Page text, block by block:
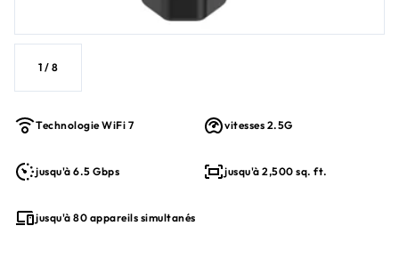
1 / 8
Technologie WiFi 7 vitesses 2.5G
jusqu'à 6.5 Gbps jusqu'à 2,500 sq. ft.
jusqu'à 80 appareils simultanés